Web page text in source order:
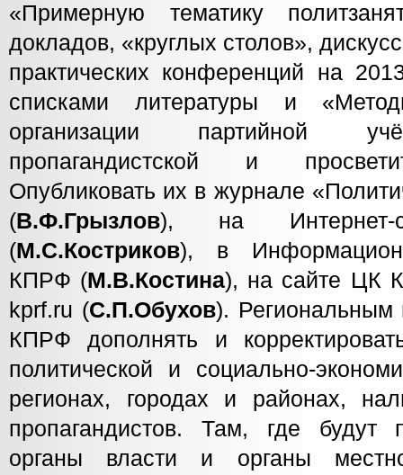
«Примерную тематику
докладов, «круглых столов»,
практических конференций на
списками литературы и
организации партийной
пропагандистской и
Опубликовать их в журнале
(В.Ф.Грызлов), на Интернет-
(М.С.Костриков), в
КПРФ (М.В.Костина), на сайте ЦК
kprf.ru (С.П.Обухов). Региональным
КПРФ дополнять и
политической и социально-
регионах, городах и районах,
пропагандистов. Там, где будут
органы власти и органы